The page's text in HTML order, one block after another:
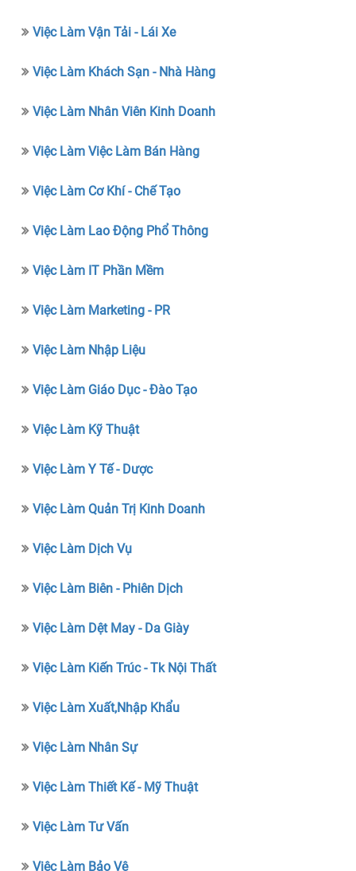
Việc Làm Vận Tải - Lái Xe
Việc Làm Khách Sạn - Nhà Hàng
Việc Làm Nhân Viên Kinh Doanh
Việc Làm Việc Làm Bán Hàng
Việc Làm Cơ Khí - Chế Tạo
Việc Làm Lao Động Phổ Thông
Việc Làm IT Phần Mềm
Việc Làm Marketing - PR
Việc Làm Nhập Liệu
Việc Làm Giáo Dục - Đào Tạo
Việc Làm Kỹ Thuật
Việc Làm Y Tế - Dược
Việc Làm Quản Trị Kinh Doanh
Việc Làm Dịch Vụ
Việc Làm Biên - Phiên Dịch
Việc Làm Dệt May - Da Giày
Việc Làm Kiến Trúc - Tk Nội Thất
Việc Làm Xuất,nhập Khẩu
Việc Làm Nhân Sự
Việc Làm Thiết Kế - Mỹ Thuật
Việc Làm Tư Vấn
Việc Làm Bảo Vệ